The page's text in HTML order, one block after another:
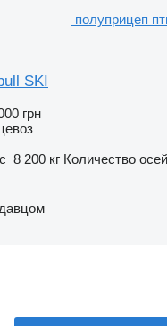
полуприцеп
SKI
грн
8 200 кг Количество осей